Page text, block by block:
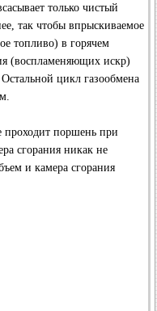
только чистый
так чтобы впрыскиваемое
топливо) в горячем
(воспламеняющих искр)
цикл газообмена
проходит поршень при
сгорания никак не
и камера сгорания